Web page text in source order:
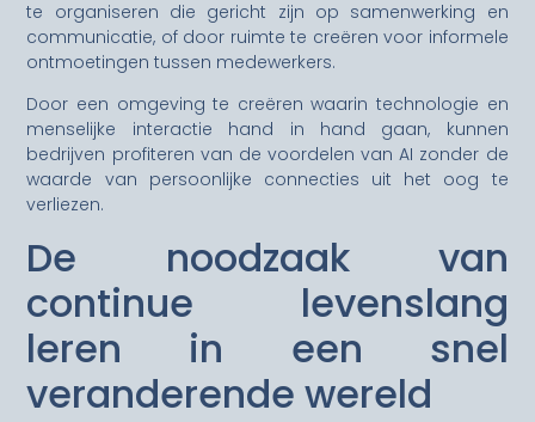
te organiseren die gericht zijn op samenwerking en
communicatie, of door ruimte te creëren voor informele
ontmoetingen tussen medewerkers.
Door een omgeving te creëren waarin technologie en
menselijke interactie hand in hand gaan, kunnen
bedrijven profiteren van de voordelen van AI zonder de
waarde van persoonlijke connecties uit het oog te
verliezen.
De noodzaak van
continue levenslang
leren in een snel
veranderende wereld